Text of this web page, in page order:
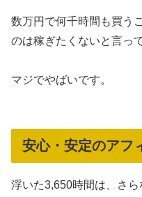
数万円で何千時間も買う
のは稼ぎたくないと言っ
マジでやばいです。
安心・安定のアフ
浮いた3,650時間は、さら